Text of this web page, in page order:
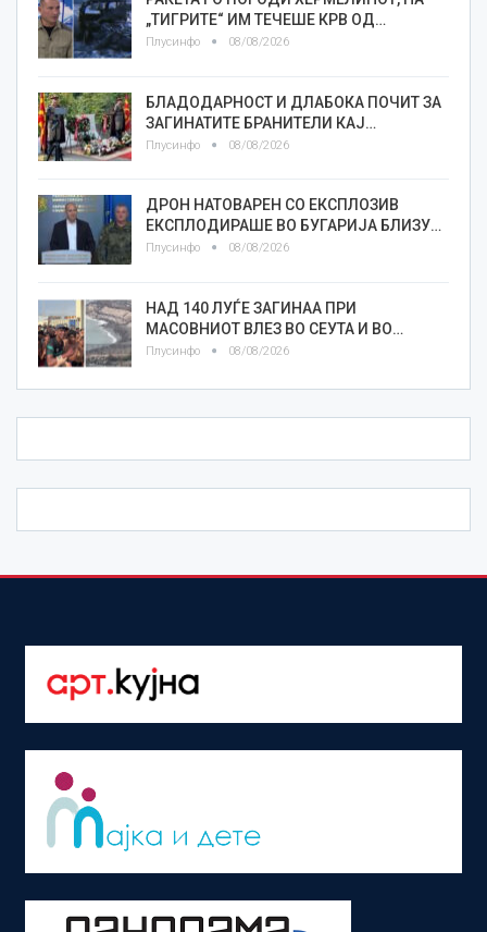
„ТИГРИТЕ“ ИМ ТЕЧЕШЕ КРВ ОД…
Плусинфо 08/08/2026
БЛАДОДАРНОСТ И ДЛАБОКА ПОЧИТ ЗА
ЗАГИНАТИТЕ БРАНИТЕЛИ КАЈ…
Плусинфо 08/08/2026
ДРОН НАТОВАРЕН СО ЕКСПЛОЗИВ
ЕКСПЛОДИРАШЕ ВО БУГАРИЈА БЛИЗУ…
Плусинфо 08/08/2026
НАД 140 ЛУЃЕ ЗАГИНАА ПРИ
МАСОВНИОТ ВЛЕЗ ВО СЕУТА И ВО…
Плусинфо 08/08/2026